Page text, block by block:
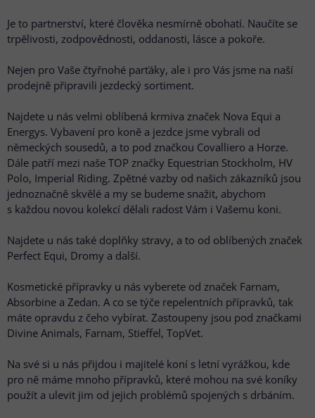
Je to partnerství, které člověka nesmírně obohatí. Naučíte se
trpělivosti, zodpovědnosti, oddanosti, lásce a pokoře.
Nejen pro Vaše čtyřnohé parťáky, ale i pro Vás jsme na naší
prodejně připravili jezdecký sortiment.
Najdete u nás velmi oblíbená krmiva značek Nova Equi a
Energys. Vybavení pro koně a jezdce jsme vybrali od
německých sousedů, a to pod značkou Covalliero a Horze.
Dále patří mezi naše TOP značky Equestrian Stockholm, HV
Polo, Imperial Riding. Zpětné vazby od našich zákazníků jsou
jednoznačně skvělé a my se budeme snažit, abychom
s každou novou kolekcí dělali radost Vám i Vašemu koni.
Najdete u nás také doplňky stravy, a to od oblíbených značek
Perfect Equi, Dromy a další.
Kosmetické přípravky u nás vyberete od značek Farnam,
Absorbine a Zedan. A co se týče repelentních přípravků, tak
máte opravdu z čeho vybírat. Zastoupeny jsou pod značkami
Divine Animals, Farnam, Stieffel, TopVet.
Na své si u nás přijdou i majitelé koní s letní vyrážkou, kde
pro ně máme mnoho přípravků, které mohou na své koníky
použít a ulevit jim od jejich problémů spojených s drbáním.